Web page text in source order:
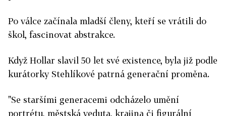
Po válce začínala mladší členy, kteří se vrátili do
škol, fascinovat abstrakce.
Když Hollar slavil 50 let své existence, byla již podle
kurátorky Stehlíkové patrná generační proměna.
"Se staršími generacemi odcházelo umění
portrétu, městská veduta, krajina či figurální